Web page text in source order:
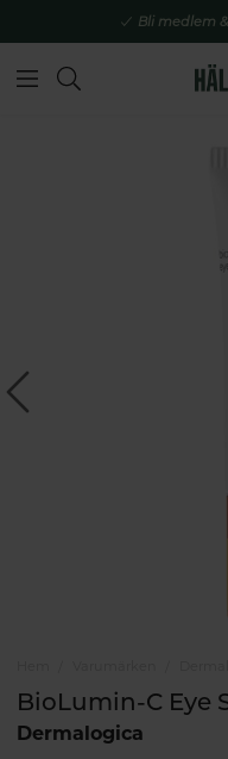
Bli medlem
BioLumin-C Eye
Dermalogica